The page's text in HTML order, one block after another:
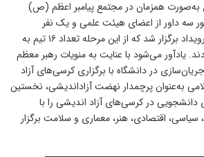
همزمان در مجتمع پیامبر اعظم (ص)
داور از اعضای هیئت علمی و یک نفر
کارشناس مجری برای هر رویداد برگزار شد که از این مرحله تعداد ۱۶ تیم به
می‌شود با عنایت به منویات رهبر معظم
در دانشگاه با برگزاری کرسی‌های آزاد
به‌عنوان پرچمدار نهضت آزاداندیشی، نخستین
در کرسی‌های آزاد اندیشی را با
اقتصادی، هنر، معماری و سلامت برگزار